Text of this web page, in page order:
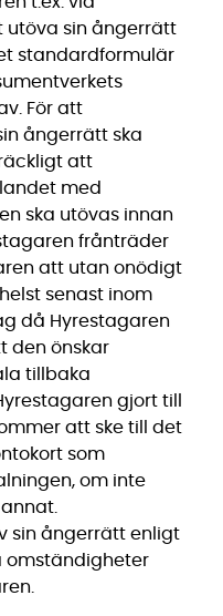
utöva sin ångerrätt
standardformulär
För att
ångerrätt ska
att
med
ska utövas innan
frånträder
att utan onödigt
senast inom
då Hyrestagaren
den önskar
tillbaka
gjort till
att ske till det
som
om inte
sin ångerrätt enligt
omständigheter